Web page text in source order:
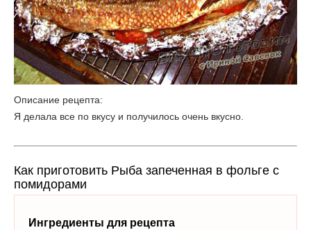
Описание рецепта:
Я делала все по вкусу и получилось очень вкусно.
Как приготовить Рыба запеченная в фольге с
помидорами
Ингредиенты для рецепта